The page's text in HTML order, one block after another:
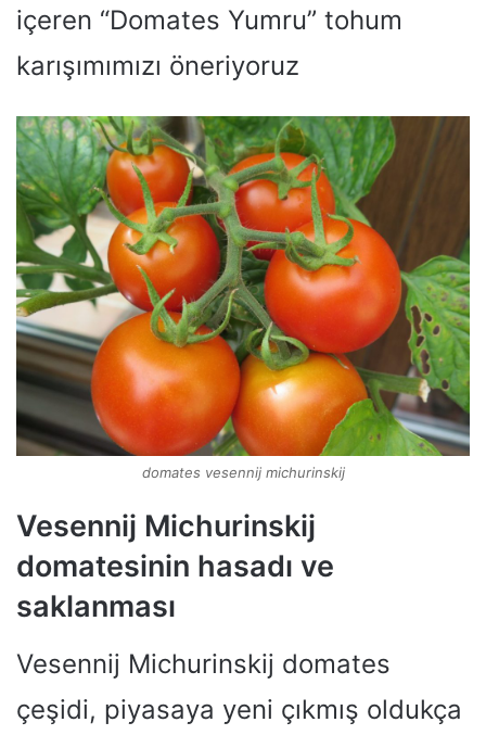
içeren “Domates Yumru” tohum
karışımımızı öneriyoruz
domates vesennij michurinskij
Vesennij Michurinskij
domatesinin hasadı ve
saklanması
Vesennij Michurinskij domates
çeşidi, piyasaya yeni çıkmış oldukça